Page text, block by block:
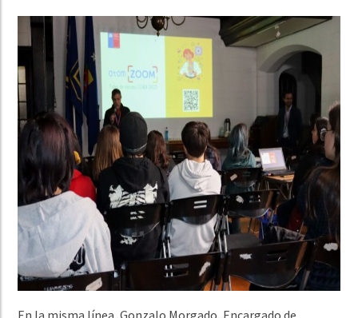
En la misma línea, Gonzalo Morgado, Encargado de